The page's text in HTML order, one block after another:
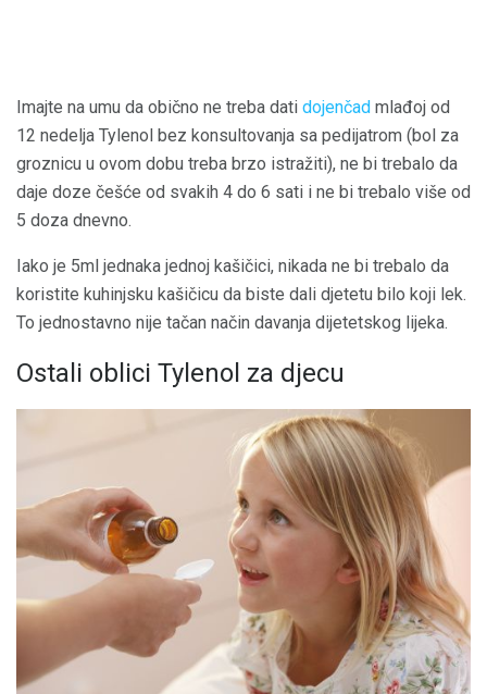
Imajte na umu da obično ne treba dati dojenčad mlađoj od
12 nedelja Tylenol bez konsultovanja sa pedijatrom (bol za
groznicu u ovom dobu treba brzo istražiti), ne bi trebalo da
daje doze češće od svakih 4 do 6 sati i ne bi trebalo više od
5 doza dnevno.
Iako je 5ml jednaka jednoj kašičici, nikada ne bi trebalo da
koristite kuhinjsku kašičicu da biste dali djetetu bilo koji lek.
To jednostavno nije tačan način davanja dijetetskog lijeka.
Ostali oblici Tylenol za djecu